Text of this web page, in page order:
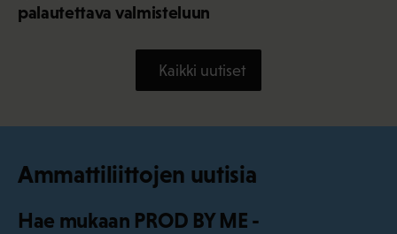
palautettava valmisteluun
Kaikki uutiset
Ammattiliittojen uutisia
Hae mukaan PROD BY ME -